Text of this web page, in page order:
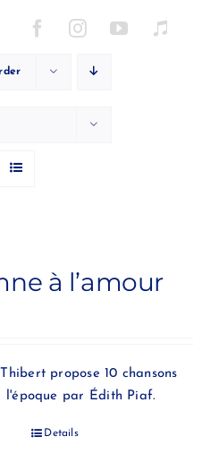
à l’amour
propose 10 chansons
l'époque par Édith Piaf.
Details